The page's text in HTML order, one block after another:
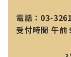
電話：03-
受付時間 午前